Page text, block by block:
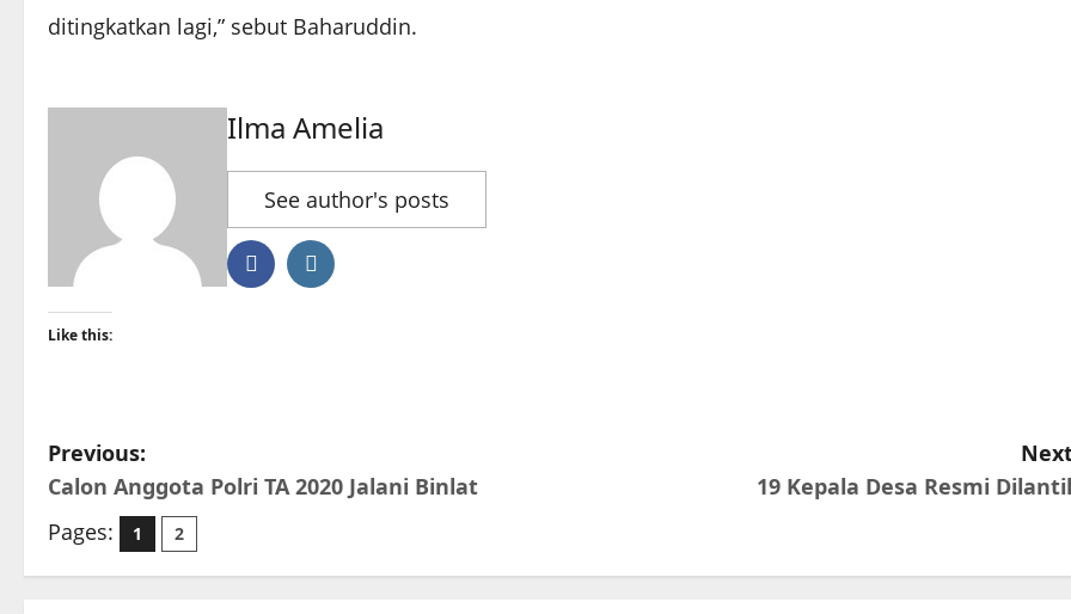
ditingkatkan lagi,” sebut Baharuddin.
Ilma Amelia
See author's posts
Like this:
P
o
Previous:
Calon Anggota Polri TA 2020 Jalani Binlat
19 Kepala Desa Resmi
Pages:
1 2